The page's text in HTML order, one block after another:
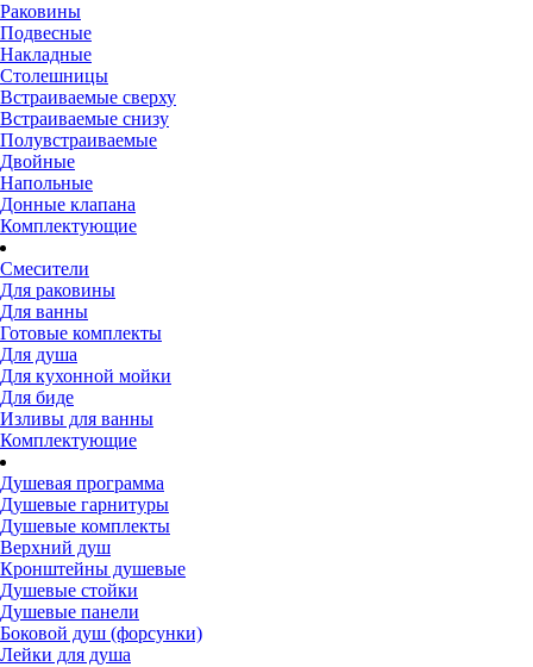
Раковины
Подвесные
Накладные
Столешницы
Встраиваемые сверху
Встраиваемые снизу
Полувстраиваемые
Двойные
Напольные
Донные клапана
Комплектующие
Смесители
Для раковины
Для ванны
Готовые комплекты
Для душа
Для кухонной мойки
Для биде
Изливы для ванны
Комплектующие
Душевая программа
Душевые гарнитуры
Душевые комплекты
Верхний душ
Кронштейны душевые
Душевые стойки
Душевые панели
Боковой душ (форсунки)
Лейки для душа